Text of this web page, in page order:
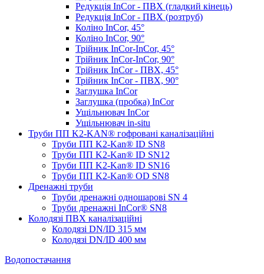
Редукція InCor - ПВХ (гладкий кінець)
Редукція InCor - ПВХ (розтруб)
Коліно InCor, 45°
Коліно InCor, 90°
Трійник InCor-InCor, 45°
Трійник InCor-InCor, 90°
Трійник InCor - ПВХ, 45°
Трійник InCor - ПВХ, 90°
Заглушка InCor
Заглушка (пробка) InCor
Ущільнювач InCor
Ущільнювач in-situ
Труби ПП K2-KAN® гоф­ровані каналізаційні
Труби ПП K2-Kan® ID SN8
Труби ПП K2-Kan® ID SN12
Труби ПП K2-Kan® ID SN16
Труби ПП K2-Kan® OD SN8
Дренажні труби
Труби дренажні одношарові SN 4
Труби дренажні InCor® SN8
Колодязі ПВХ каналізаційні
Колодязі DN/ID 315 мм
Колодязі DN/ID 400 мм
Водопостачання